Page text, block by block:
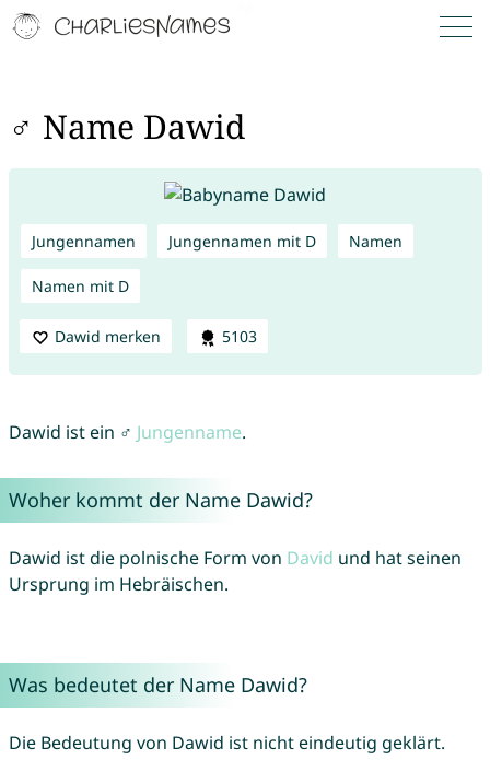
♂ Name Dawid
Jungennamen Jungennamen mit D Namen
Namen mit D
Dawid merken 5103
Dawid ist ein ♂ Jungenname.
Woher kommt der Name Dawid?
Dawid ist die polnische Form von David und hat seinen
Ursprung im Hebräischen.
Was bedeutet der Name Dawid?
Die Bedeutung von Dawid ist nicht eindeutig geklärt.